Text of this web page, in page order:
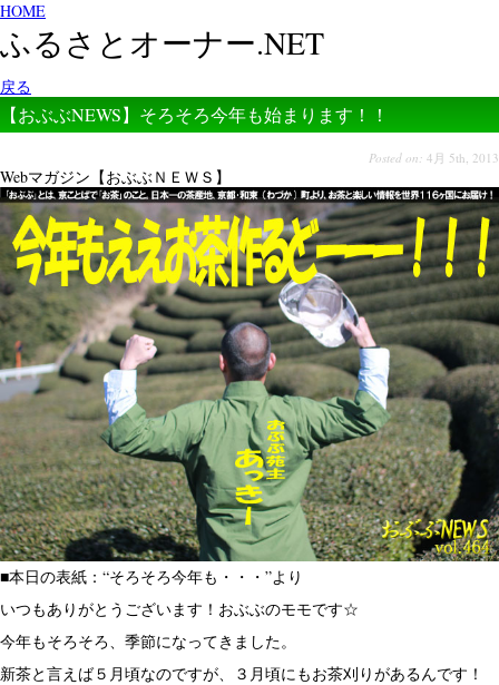
HOME
ふるさとオーナー.NET
戻る
【おぶぶNEWS】そろそろ今年も始まります！！
Posted on: 4月 5th, 2013
Webマガジン【おぶぶＮＥＷＳ】
■本日の表紙：“そろそろ今年も・・・”より
いつもありがとうございます！おぶぶのモモです☆
今年もそろそろ、季節になってきました。
新茶と言えば５月頃なのですが、３月頃にもお茶刈りがあるんです！